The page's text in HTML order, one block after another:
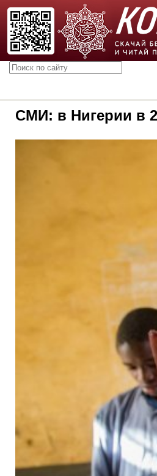
СМИ: в Нигерии в